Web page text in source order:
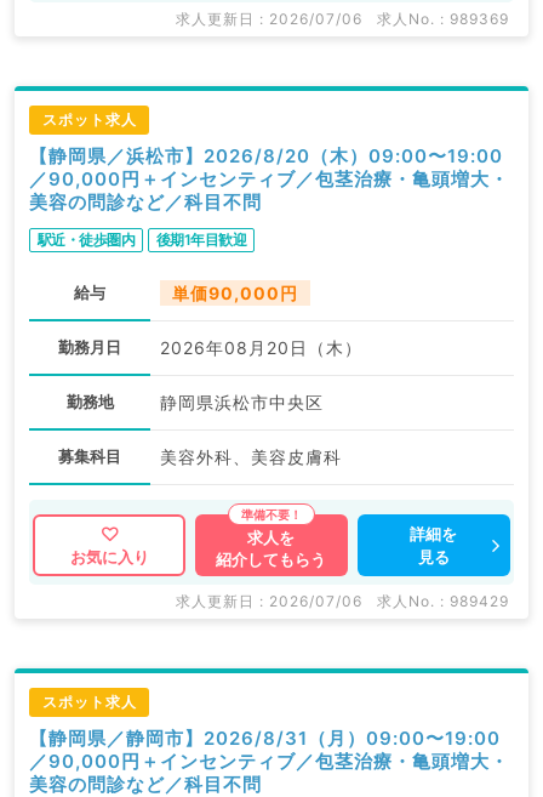
求人更新日 : 2026/07/06 求人No. : 989369
スポット求人
【静岡県／浜松市】2026/8/20（木）09:00〜19:00
／90,000円＋インセンティブ／包茎治療・亀頭増大・
美容の問診など／科目不問
駅近・徒歩圏内 後期1年目歓迎
給与 単価90,000円
勤務月日 2026年08月20日（木）
勤務地 静岡県浜松市中央区
募集科目 美容外科、美容皮膚科
お気に入り
求人を
紹介してもらう
詳細を
見る
求人更新日 : 2026/07/06 求人No. : 989429
スポット求人
【静岡県／静岡市】2026/8/31（月）09:00〜19:00
／90,000円＋インセンティブ／包茎治療・亀頭増大・
美容の問診など／科目不問